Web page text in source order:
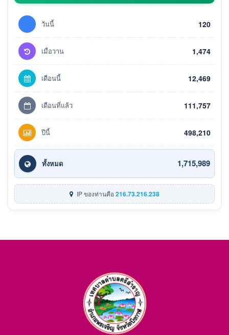
วันนี้ 120
เมื่อวาน 1,474
เดือนนี้ 12,469
เดือนที่แล้ว 111,757
ปีนี้ 498,210
ทั้งหมด 1,715,989
IP ของท่านคือ216.73.216.238